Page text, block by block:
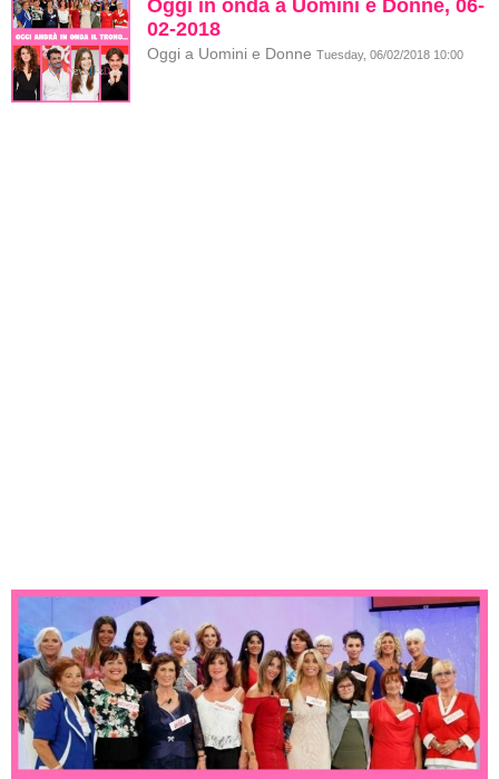
Oggi in onda a Uomini e Donne, 06-
02-2018
Oggi a Uomini e Donne Tuesday, 06/02/2018 10:00